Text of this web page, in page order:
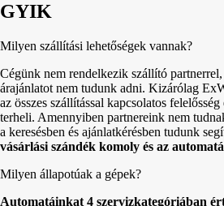
GYIK
Milyen szállítási lehetőségek vannak?
Cégünk nem rendelkezik szállító
árajánlatot nem tudunk adni. Kizárólag
az összes szállítással kapcsolatos
terheli. Amennyiben partnereink nem
a keresésben és ajánlatkérésben tudunk
vásárlási szándék komoly és az
Milyen állapotúak a gépek?
Automatáinkat 4 szervizkategóriában